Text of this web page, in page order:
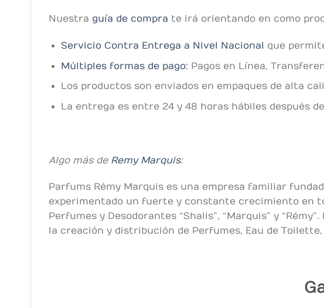
Nuestra guía de compra te irá orientando en como
Servicio Contra Entrega a Nivel Nacional que
Múltiples formas de pago: Pagos en Línea,
Los productos son enviados en empaques de alta
La entrega es entre 24 y 48 horas hábiles después
Algo más de Remy Marquis:
Parfums Rémy Marquis es una empresa familiar
experimentado un fuerte y constante crecimiento en
Perfumes y Desodorantes “Shalis”, “Marquis” y
la creación y distribución de Perfumes, Eau de